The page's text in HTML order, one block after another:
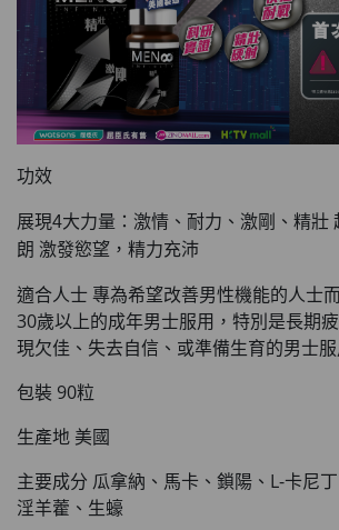
功效
展現4大力量：激情、耐力、激剛、精壯
朗 激發慾望，精力充沛
適合人士 專為希望改善男性機能的人士
30歲以上的成年男士服用，特別是長期
現欠佳、失去自信、或準備生育的男士服
包裝 90粒
生產地 美國
主要成分 瓜拿納、馬卡、鎖陽、L-卡尼
淫羊藿、生蠔